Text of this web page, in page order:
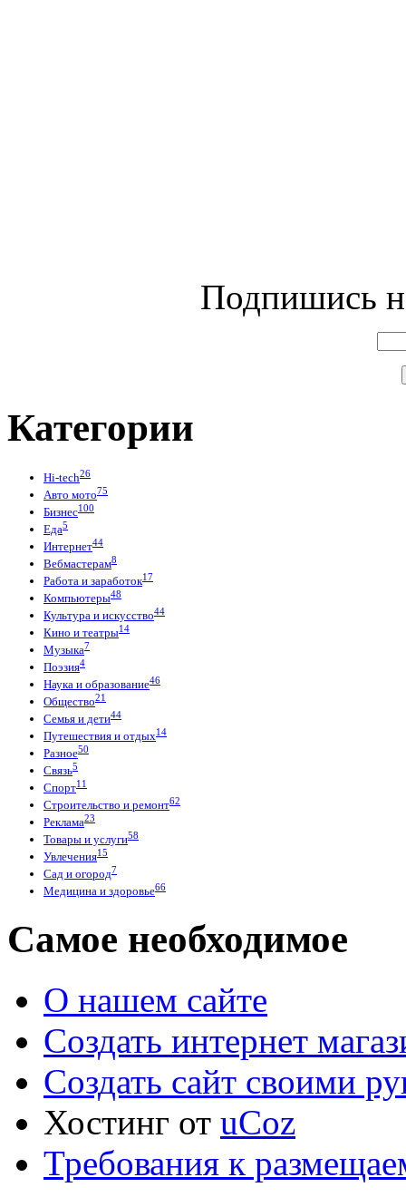
Подпишись
Категории
Hi-tech26
Авто мото75
Бизнес100
Еда5
Интернет44
Вебмастерам8
Работа и заработок17
Компьютеры48
Культура и искусство44
Кино и театры14
Музыка7
Поэзия4
Наука и образование46
Общество21
Семья и дети44
Путешествия и отдых14
Разное50
Связь5
Спорт11
Строительство и ремонт62
Реклама23
Товары и услуги58
Увлечения15
Сад и огород7
Медицина и здоровье66
Самое необходимое
О нашем сайте
Создать интернет
Создать сайт своими
Хостинг от uCoz
Требования к